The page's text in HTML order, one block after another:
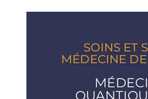
SOINS ET
MÉDECINE